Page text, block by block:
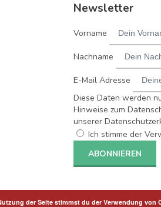
Newsletter
Vorname
Nachname
E-Mail Adresse
Diese Daten werden
Hinweise zum
unserer
Ich stimme der
der Seite stimmst du der Verwendung von